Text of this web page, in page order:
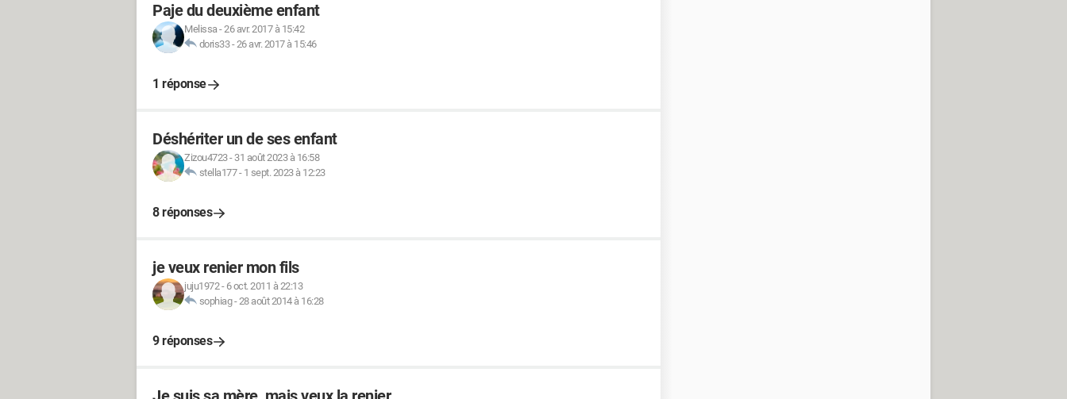
Paje du deuxième enfant
Melissa-26 avr. 2017 à 15:42
doris33-26 avr. 2017 à 15:46
1 réponse
Déshériter un de ses enfant
Zizou4723- 31 août 2023 à 16:58
stella177- 1 sept. 2023 à 12:23
8 réponses
je veux renier mon fils
juju1972- 6 oct. 2011 à 22:13
sophiag-28 août 2014 à 16:28
9 réponses